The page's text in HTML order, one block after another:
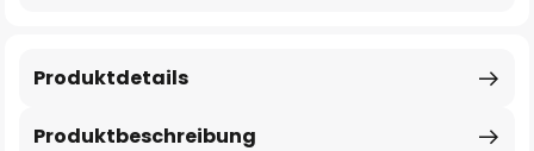
Produktbeschreibung
Produktdetails